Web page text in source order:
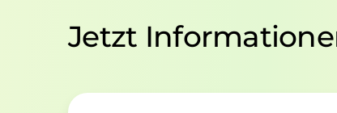
Jetzt